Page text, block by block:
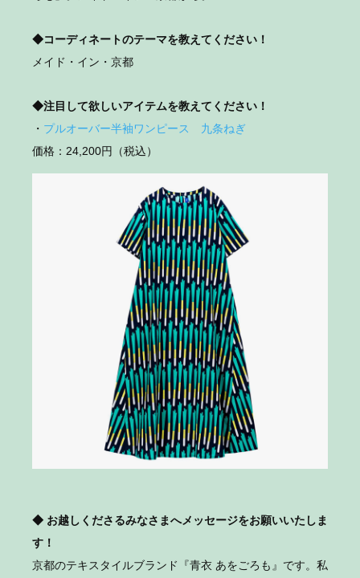
◆コーディネートのテーマを教えてください！
メイド・イン・京都
◆注目して欲しいアイテムを教えてください！
・ プルオーバー半袖ワンピース 九条ねぎ
価格：24,200円（税込）
◆ お越しくださるみなさまへメッセージをお願いいたしま
す！
京都のテキスタイルブランド『青衣 あをごろも』です。私